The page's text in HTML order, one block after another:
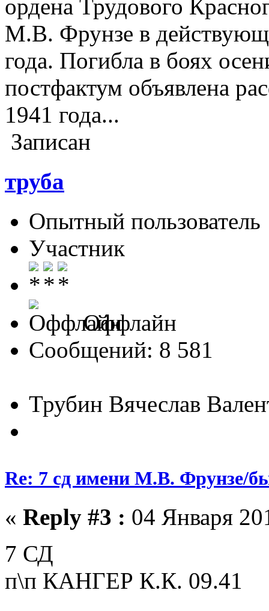
ордена Трудового
М.В. Фрунзе в
года. Погибла в боях
постфактум объявлена
1941 года...
Записан
труба
Опытный пользователь
Участник
Оффлайн
Сообщений: 8 581
Трубин Вячеслав
Re: 7 сд имени М.В. Фрунзе/
« Reply #3 : 04 Января
7 СД
п\п КАНГЕР К.К. 09.41